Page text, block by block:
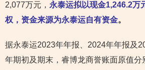
2,077万元， 永泰运拟以现金1,246.2万
权，资金来源为永泰运自有资金。
据永泰运2023年年报、2024年年报及
年期初及期末，睿博龙商誉账面原值分